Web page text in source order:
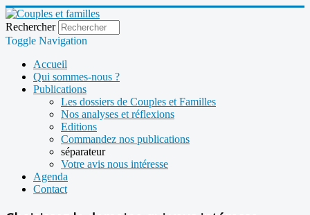
Rechercher
Toggle Navigation
Accueil
Qui sommes-nous ?
Publications
Les dossiers de Couples et Familles
Nos analyses et réflexions
Editions
Commandez nos publications
séparateur
Votre avis nous intéresse
Agenda
Contact